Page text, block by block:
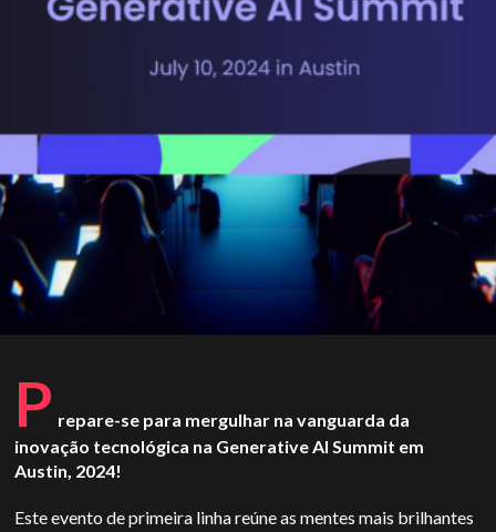
P repare-se para mergulhar na vanguarda da
inovação tecnológica na Generative AI Summit em
Austin, 2024!
Este evento de primeira linha reúne as mentes mais brilhantes